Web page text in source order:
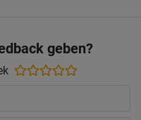
geben?